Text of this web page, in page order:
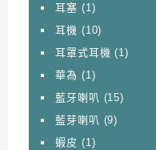
耳塞 (1)
耳機 (10)
耳罩式耳機 (1)
華為 (1)
藍牙喇叭 (15)
藍芽喇叭 (9)
蝦皮 (1)